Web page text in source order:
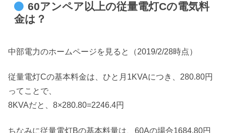
60アンペア以上の従量電灯Cの電気料
金は？
中部電力のホームページを見ると（2019/2/28時点）
従量電灯Cの基本料金は、ひと月1KVAにつき、280.80円
ってことで、
8KVAだと、8×280.80=2246.4円
ちなみに従量電灯Bの基本料量は、60Aの場合1684.80円